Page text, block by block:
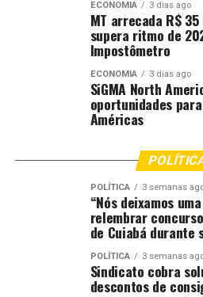
a implantação do Parque
bairro Chapéu do Sol.
“Várzea Grande recebeu
as novas pontes, a duplicação
e o novo Parque Tecnológico.
fez muito e continuará
Galeria de Fotos(30
Andre Luis / SECOM-VG
ECONOMIA 3 dias ago
MT arrecada R$
supera ritmo de
Impostômetro
ECONOMIA 3 dias ago
SiGMA North
oportunidades
Américas
POLÍTICA 3 semanas
“Nós deixamos
relembrar
de Cuiabá durante
POLÍTICA 3 semanas
Sindicato cobra
descontos de